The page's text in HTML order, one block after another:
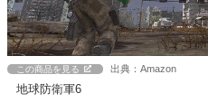
この商品を見る 出典：Amazon
地球防衛軍6